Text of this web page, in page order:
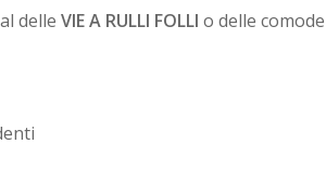
delle VIE A RULLI FOLLI o delle comode